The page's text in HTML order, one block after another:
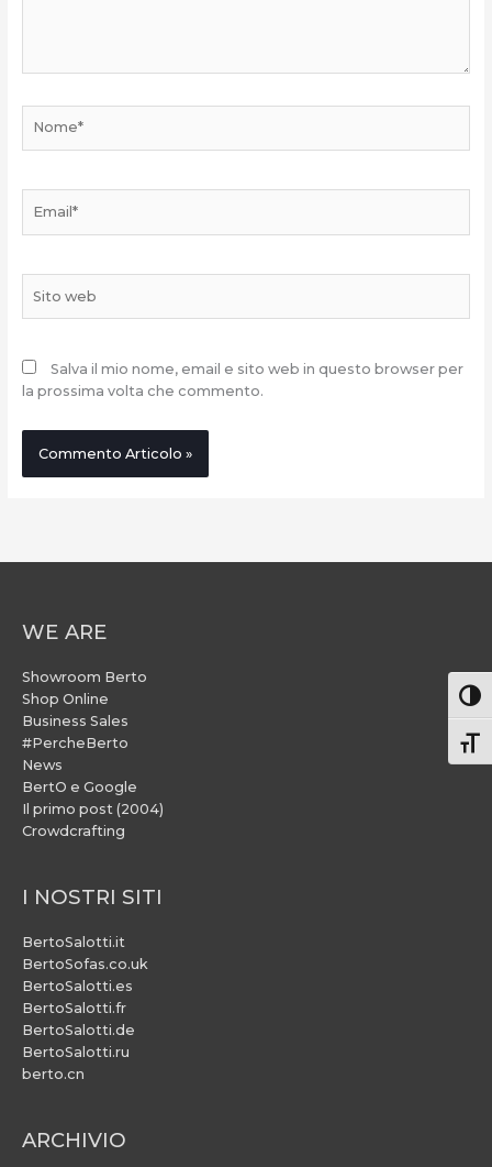
web
Salva il mio nome, email e sito web in questo browser per
la prossima volta che commento.
WE ARE
Showroom Berto
Shop Online
Business Sales
#PercheBerto
News
BertO e Google
Il primo post (2004)
Crowdcrafting
I NOSTRI SITI
BertoSalotti.it
BertoSofas.co.uk
BertoSalotti.es
BertoSalotti.fr
BertoSalotti.de
BertoSalotti.ru
berto.cn
ARCHIVIO
ARCHIVIO